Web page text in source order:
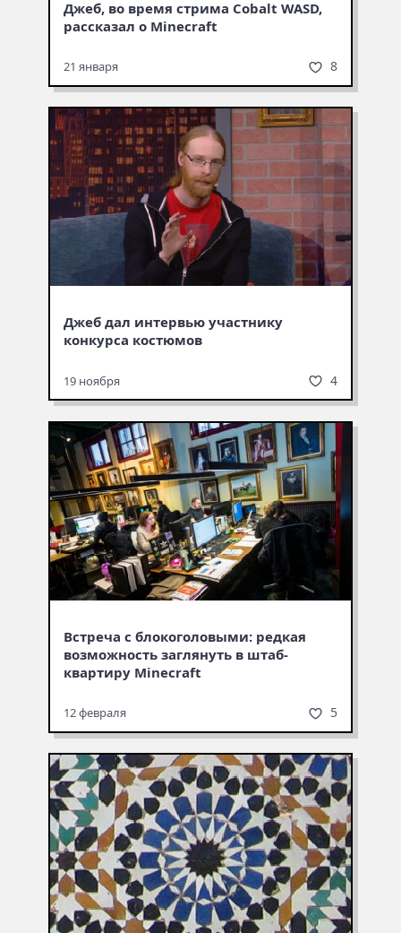
Джеб, во время стрима Cobalt WASD,
рассказал о Minecraft
21 января 8
Джеб дал интервью участнику
конкурса костюмов
19 ноября 4
Встреча с блокоголовыми: редкая
возможность заглянуть в штаб-
квартиру Minecraft
12 февраля 5